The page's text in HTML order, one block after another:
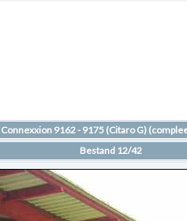
Connexxion 9162 - 9175 (Citaro G)
Bestand 12/42